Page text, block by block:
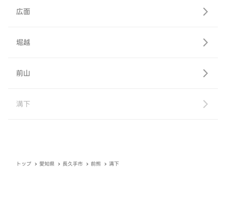
広面
堀越
前山
溝下
トップ 愛知県 長久手市 前熊 溝下